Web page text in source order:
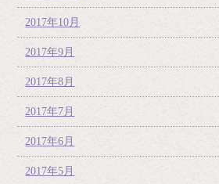
2017年10月
2017年9月
2017年8月
2017年7月
2017年6月
2017年5月